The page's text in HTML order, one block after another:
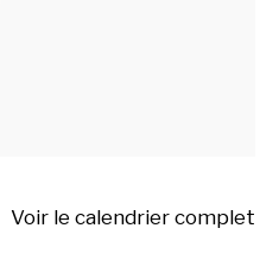
Voir le calendrier complet